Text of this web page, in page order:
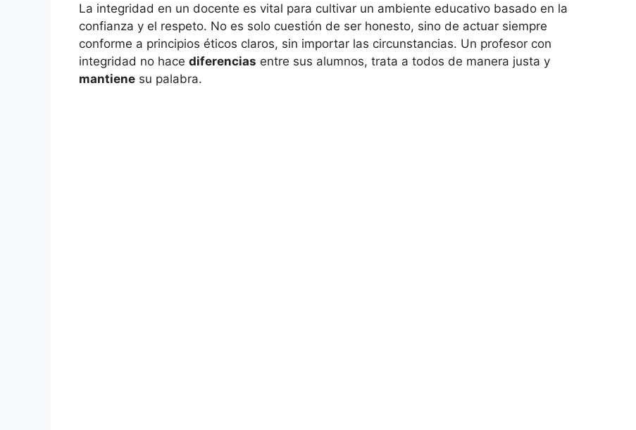
La integridad en un docente es vital para cultivar un ambiente educativo basado en la
confianza y el respeto. No es solo cuestión de ser honesto, sino de actuar siempre
conforme a principios éticos claros, sin importar las circunstancias. Un profesor con
integridad no hace diferencias entre sus alumnos, trata a todos de manera justa y
mantiene su palabra.